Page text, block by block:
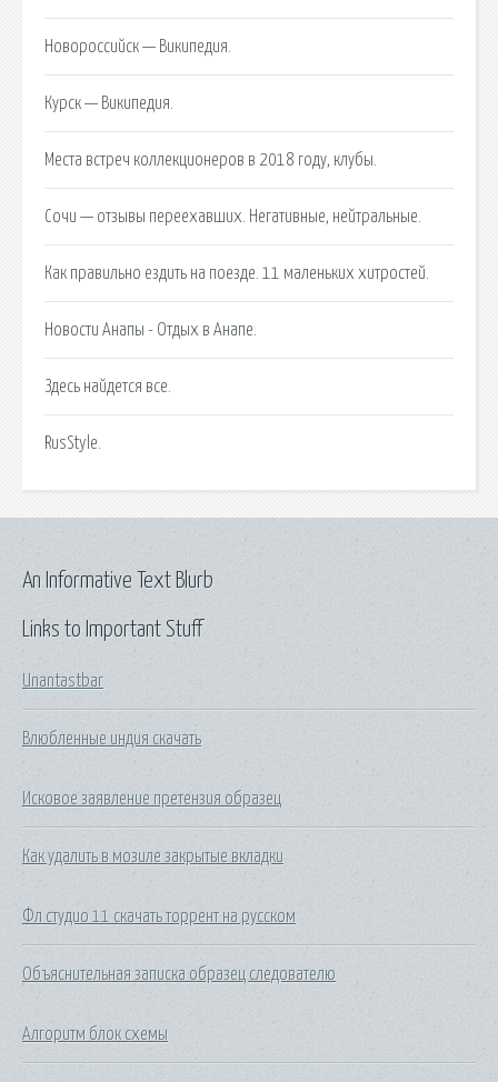
Новороссийск — Википедия.
Курск — Википедия.
Места встреч коллекционеров в 2018 году, клубы.
Сочи — отзывы переехавших. Негативные, нейтральные.
Как правильно ездить на поезде. 11 маленьких хитростей.
Новости Анапы - Отдых в Анапе.
Здесь найдется все.
RusStyle.
Links to Important Stuff
Unantastbar
Влюбленные индия скачать
Исковое заявление претензия образец
Как удалить в мозиле закрытые вкладки
Фл студио 11 скачать торрент на русском
Объяснительная записка образец следователю
Алгоритм блок схемы
An Informative Text Blurb